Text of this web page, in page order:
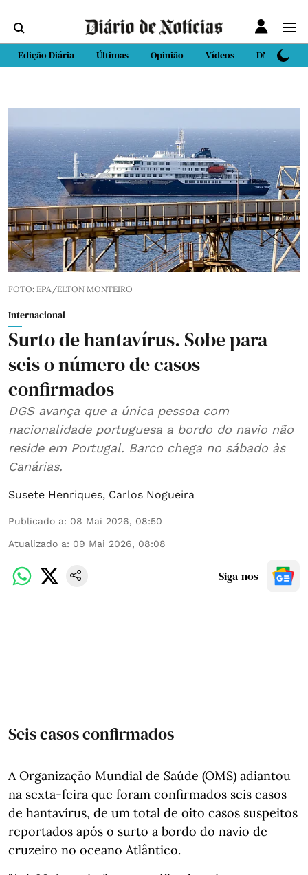
Edição Diária Últimas Opinião Vídeos DN Sport
FOTO: EPA/ELTON MONTEIRO
Internacional
Surto de hantavírus. Sobe para
seis o número de casos
confirmados
DGS avança que a única pessoa com
nacionalidade portuguesa a bordo do navio não
reside em Portugal. Barco chega no sábado às
Canárias.
Susete Henriques, Carlos Nogueira
Publicado a: 08 Mai 2026, 08:50
Atualizado a: 09 Mai 2026, 08:08
Siga-nos
Seis casos confirmados
A Organização Mundial de Saúde (OMS) adiantou
na sexta-feira que foram confirmados seis casos
de hantavírus, de um total de oito casos suspeitos
reportados após o surto a bordo do navio de
cruzeiro no oceano Atlântico.